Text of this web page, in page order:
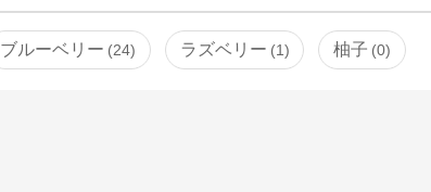
ブルーベリー 24 ラズベリー 1 柚子 0